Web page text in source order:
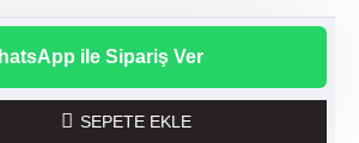
ile Sipariş Ver
SEPETE EKLE